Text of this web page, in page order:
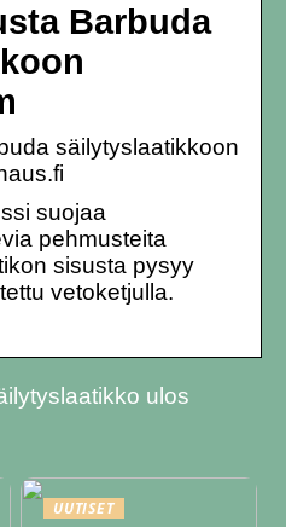
Barbuda
säilytyslaatikkoon
suojaa
pehmusteita
sisusta pysyy
vetoketjulla.
ulos
UUTISET